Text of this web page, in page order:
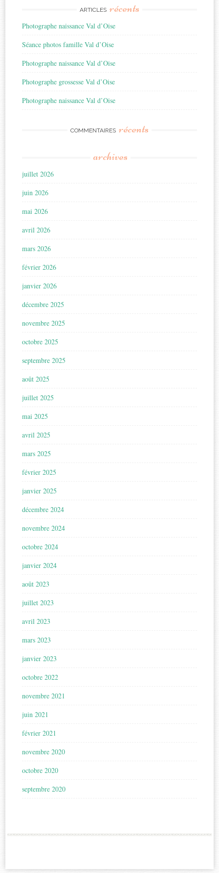
ARTICLES récents
Photographe naissance Val d’Oise
Séance photos famille Val d’Oise
Photographe naissance Val d’Oise
Photographe grossesse Val d’Oise
Photographe naissance Val d’Oise
COMMENTAIRES récents
archives
juillet 2026
juin 2026
mai 2026
avril 2026
mars 2026
février 2026
janvier 2026
décembre 2025
novembre 2025
octobre 2025
septembre 2025
août 2025
juillet 2025
mai 2025
avril 2025
mars 2025
février 2025
janvier 2025
décembre 2024
novembre 2024
octobre 2024
janvier 2024
août 2023
juillet 2023
avril 2023
mars 2023
janvier 2023
octobre 2022
novembre 2021
juin 2021
février 2021
novembre 2020
octobre 2020
septembre 2020